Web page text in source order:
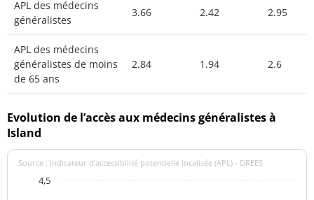
APL des médecins
généralistes
3.66 2.42 2.95
APL des médecins
généralistes de moins
de 65 ans
2.84 1.94 2.6
Evolution de l’accès aux médecins généralistes à
Island
Source : indicateur d’accessibilité potentielle localisée (APL) - DREES
4,5